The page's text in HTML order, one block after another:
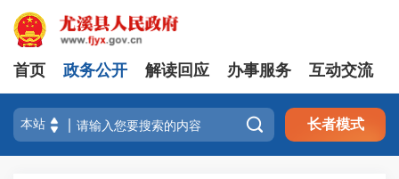
首页 政务公开 解读回应 办事服务 互动交流
 长者模式